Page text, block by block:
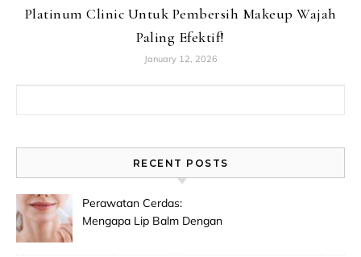
Platinum Clinic Untuk Pembersih Makeup Wajah
Paling Efektif!
January 12, 2026
RECENT POSTS
Perawatan Cerdas:
Mengapa Lip Balm Dengan